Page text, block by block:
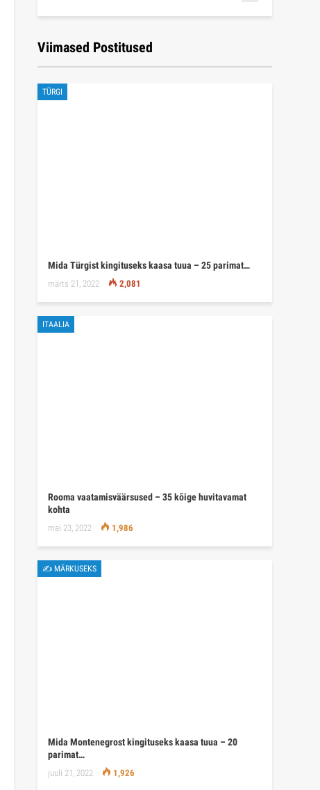
Viimased Postitused
TÜRGI
Mida Türgist kingituseks kaasa tuua – 25 parimat…
märts 21, 2022 2,081
ITAALIA
Rooma vaatamisväärsused – 35 kõige huvitavamat
kohta
mai 23, 2022 1,986
✍ MÄRKUSEKS
Mida Montenegrost kingituseks kaasa tuua – 20
parimat…
juuli 21, 2022 1,926